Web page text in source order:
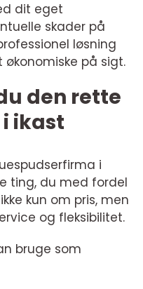
dit eget
skader på
løsning
på sigt.
den rette
ikast
i
ting, du med fordel
kun om pris, men
og fleksibilitet.
bruge som